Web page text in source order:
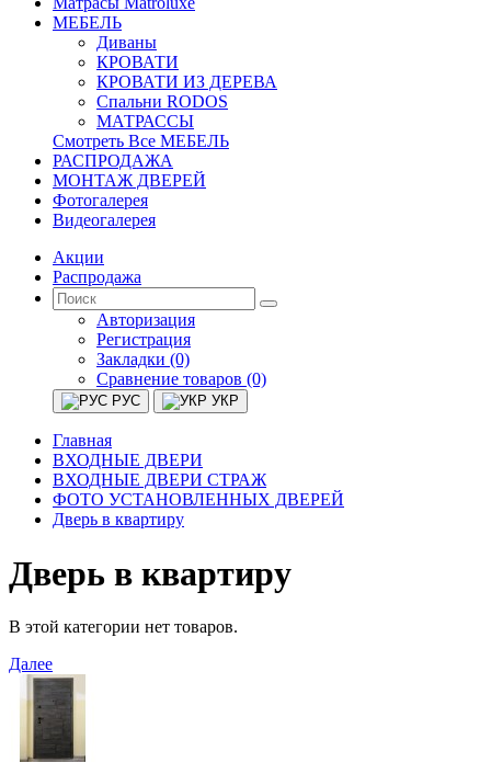
МЕБЕЛЬ
Диваны
КРОВАТИ
КРОВАТИ ИЗ ДЕРЕВА
Спальни RODOS
МАТРАССЫ
Смотреть Все МЕБЕЛЬ
РАСПРОДАЖА
МОНТАЖ ДВЕРЕЙ
Фотогалерея
Видеогалерея
Акции
Распродажа
Авторизация
Регистрация
Закладки (0)
Сравнение товаров (0)
РУС УКР
Главная
ВХОДНЫЕ ДВЕРИ
ВХОДНЫЕ ДВЕРИ СТРАЖ
ФОТО УСТАНОВЛЕННЫХ ДВЕРЕЙ
Дверь в квартиру
Дверь в квартиру
В этой категории нет товаров.
Далее